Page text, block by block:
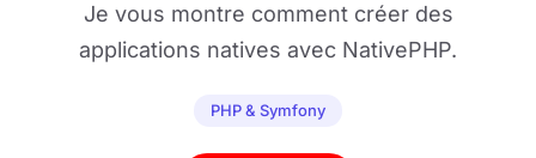
Je vous montre comment créer des
applications natives avec NativePHP.
PHP & Symfony